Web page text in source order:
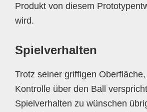
Produkt von diesem
wird.
Spielverhalten
Trotz seiner griffigen
Kontrolle über den Ball
Spielverhalten zu wünschen